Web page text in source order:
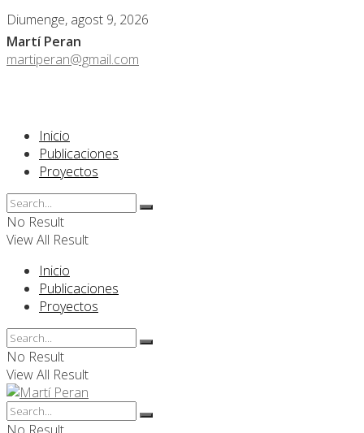
Diumenge, agost 9, 2026
Martí Peran
martiperan@gmail.com
Inicio
Publicaciones
Proyectos
No Result
View All Result
Inicio
Publicaciones
Proyectos
No Result
View All Result